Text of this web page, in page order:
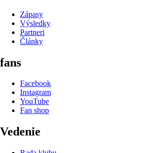
Zápasy
Výsledky
Partneri
Články
fans
Facebook
Instagram
YouTube
Fan shop
Vedenie